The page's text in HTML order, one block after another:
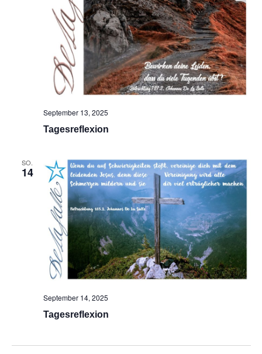
Tagesreflexion
September 13, 2025
SO.
14
Tagesreflexion
September 14, 2025